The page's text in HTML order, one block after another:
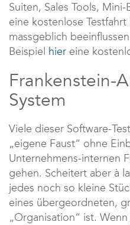
Suiten, Sales Tools,
eine kostenlose
massgeblich
Beispiel hier eine
Frankenstein-
System
Viele dieser Software-
„eigene Faust“ ohne
Unternehmens-internen
gehen. Scheitert aber à
jedes noch so kleine
eines übergeordneten,
„Organisation“ ist.